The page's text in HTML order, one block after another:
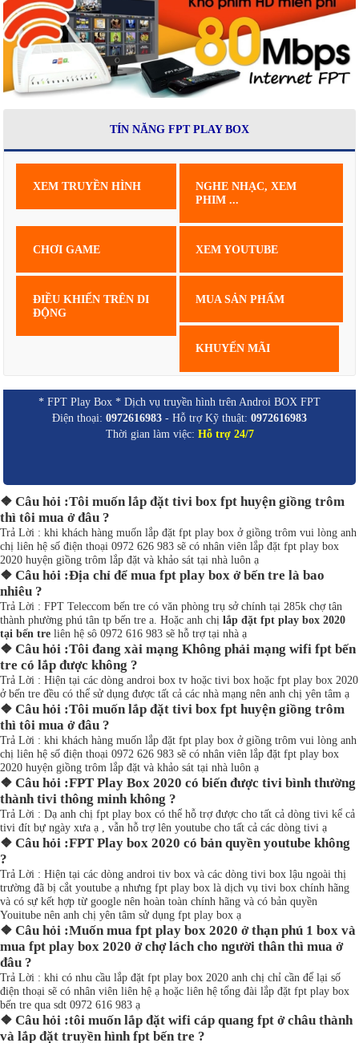
TÍN NĂNG FPT PLAY BOX
XEM TRUYỀN HÌNH
NGHE NHẠC, XEM
PHIM ...
CHƠI GAME XEM YOUTUBE
ĐIỀU KHIỂN TRÊN DI
ĐỘNG
MUA SẢN PHẨM
KHUYẾN MÃI
* FPT Play Box * Dịch vụ truyền hình trên Androi BOX FPT
Điện thoại: 0972616983 - Hỗ trợ Kỹ thuật: 0972616983
Thời gian làm việc: Hỗ trợ 24/7
❖ Câu hỏi :Tôi muốn lắp đặt tivi box fpt huyện giồng trôm
thì tôi mua ở đâu ?
Trả Lời : khi khách hàng muốn lắp đặt fpt play box ở giồng trôm vui lòng anh
chị liên hệ số điện thoại 0972 626 983 sẽ có nhân viên lắp đặt fpt play box
2020 huyện giồng trôm lắp đặt và khảo sát tại nhà luôn ạ
❖ Câu hỏi :Địa chỉ để mua fpt play box ở bến tre là bao
nhiêu ?
Trả Lời : FPT Teleccom bến tre có văn phòng trụ sở chính tại 285k chợ tân
thành phường phú tân tp bến tre a. Hoặc anh chị lắp đặt fpt play box 2020
tại bến tre liên hệ sô 0972 616 983 sẽ hỗ trợ tại nhà ạ
❖ Câu hỏi :Tôi đang xài mạng Không phải mạng wifi fpt bến
tre có lắp được không ?
Trả Lời : Hiện tại các dòng androi box tv hoặc tivi box hoặc fpt play box 2020
ở bến tre đều có thể sử dụng được tất cả các nhà mạng nên anh chị yên tâm ạ
❖ Câu hỏi :Tôi muốn lắp đặt tivi box fpt huyện giồng trôm
thì tôi mua ở đâu ?
Trả Lời : khi khách hàng muốn lắp đặt fpt play box ở giồng trôm vui lòng anh
chị liên hệ số điện thoại 0972 626 983 sẽ có nhân viên lắp đặt fpt play box
2020 huyện giồng trôm lắp đặt và khảo sát tại nhà luôn ạ
❖ Câu hỏi :FPT Play Box 2020 có biến được tivi bình thường
thành tivi thông minh không ?
Trả Lời : Dạ anh chị fpt play box có thể hỗ trợ được cho tất cả dòng tivi kể cả
tivi đít bự ngày xưa ạ , vẫn hỗ trợ lên youtube cho tất cả các dòng tivi ạ
❖ Câu hỏi :FPT Play box 2020 có bản quyền youtube không
?
Trả Lời : Hiện tại các dòng androi tiv box và các dòng tivi box lậu ngoài thị
trường đã bị cắt youtube ạ nhưng fpt play box là dịch vụ tivi box chính hãng
và có sự kết hợp từ google nên hoàn toàn chính hãng và có bản quyền
Youitube nên anh chị yên tâm sử dụng fpt play box ạ
❖ Câu hỏi :Muốn mua fpt play box 2020 ở thạn phú 1 box và
mua fpt play box 2020 ở chợ lách cho người thân thì mua ở
đâu ?
Trả Lời : khi có nhu cầu lắp đặt fpt play box 2020 anh chị chỉ cần để lại số
điện thoại sẽ có nhân viên liên hệ ạ hoặc liên hệ tổng đài lắp đặt fpt play box
bến tre qua sdt 0972 616 983 ạ
❖ Câu hỏi :tôi muốn lắp đặt wifi cáp quang fpt ở châu thành
và lắp đặt truyền hình fpt bến tre ?